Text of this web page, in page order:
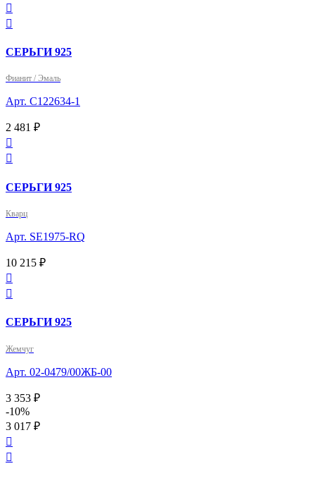


СЕРЬГИ 925
Фианит / Эмаль
Арт. С122634-1
2 481 ₽


СЕРЬГИ 925
Кварц
Арт. SE1975-RQ
10 215 ₽


СЕРЬГИ 925
Жемчуг
Арт. 02-0479/00ЖБ-00
3 353 ₽
-10%
3 017 ₽

